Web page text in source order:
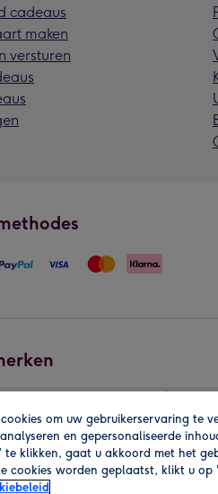
cadeaus
maken
versturen
om uw gebruikerservaring te
en gepersonaliseerde
te klikken, gaat u akkoord met het
cookies worden geplaatst, klikt u op